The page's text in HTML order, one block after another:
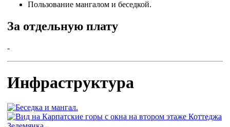
Пользование мангалом и беседкой.
За отдельную плату
-
Инфраструктура